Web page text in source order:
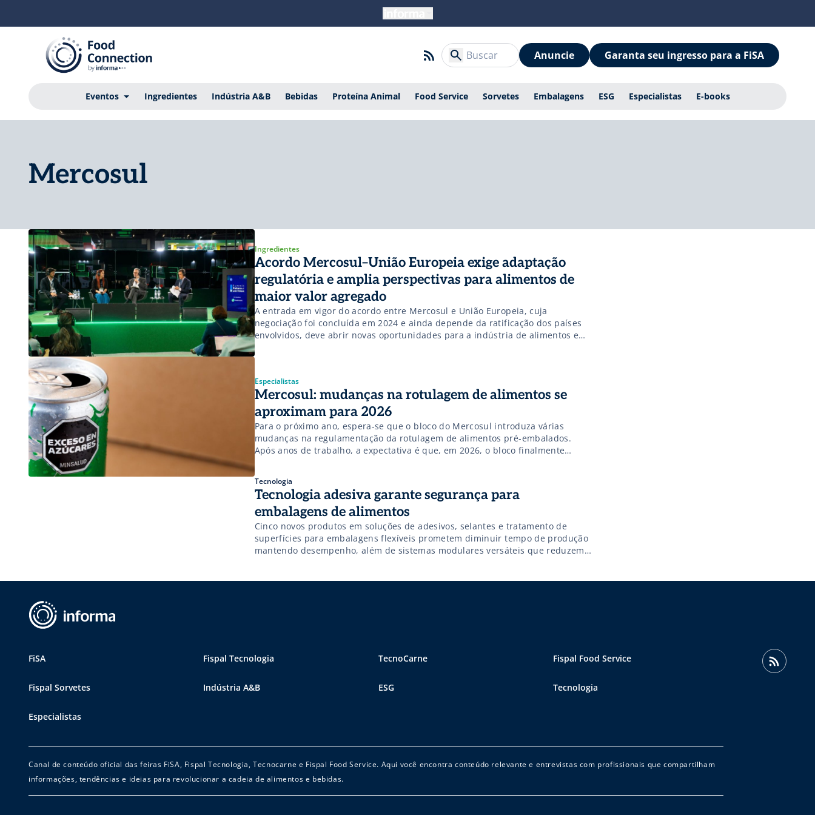
Anuncie Garanta seu ingresso para a FiSA
Eventos Ingredientes Indústria A&B Bebidas Proteína Animal Food Service Sorvetes Embalagens ESG Especialistas E-books
Mercosul
Ingredientes
Acordo Mercosul–União Europeia exige adaptação
regulatória e amplia perspectivas para alimentos de
maior valor agregado
A entrada em vigor do acordo entre Mercosul e União Europeia, cuja
negociação foi concluída em 2024 e ainda depende da ratificação dos países
envolvidos, deve abrir novas oportunidades para a indústria de alimentos e
ingredientes, mas também exigirá maior competitividade e adaptação às
normas internacionais. O tema foi debatido na manhã desta quarta-feira (5),
Especialistas
Mercosul: mudanças na rotulagem de alimentos se
aproximam para 2026
Para o próximo ano, espera-se que o bloco do Mercosul introduza várias
mudanças na regulamentação da rotulagem de alimentos pré-embalados.
Após anos de trabalho, a expectativa é que, em 2026, o bloco finalmente
nutricional. Os projetos de Resolução GMC que trarão alterações na rotulagem
[…]
Tecnologia
Tecnologia adesiva garante segurança para
embalagens de alimentos
Cinco novos produtos em soluções de adesivos, selantes e tratamento de
superfícies para embalagens flexíveis prometem diminuir tempo de produção
mantendo desempenho, além de sistemas modulares versáteis que reduzem a
FiSA Fispal Tecnologia TecnoCarne Fispal Food Service
Fispal Sorvetes Indústria A&B ESG Tecnologia
Especialistas
Canal de conteúdo oficial das feiras FiSA, Fispal Tecnologia, Tecnocarne e Fispal Food Service. Aqui você encontra conteúdo relevante e entrevistas com profissionais que compartilham
informações, tendências e ideias para revolucionar a cadeia de alimentos e bebidas.